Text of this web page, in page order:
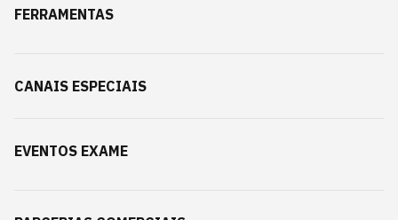
FERRAMENTAS
CANAIS ESPECIAIS
EVENTOS EXAME